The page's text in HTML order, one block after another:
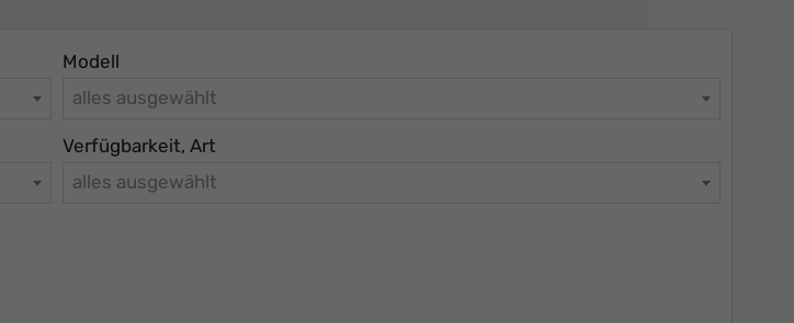
Modell
alles ausgewählt
Verfügbarkeit, Art
alles ausgewählt